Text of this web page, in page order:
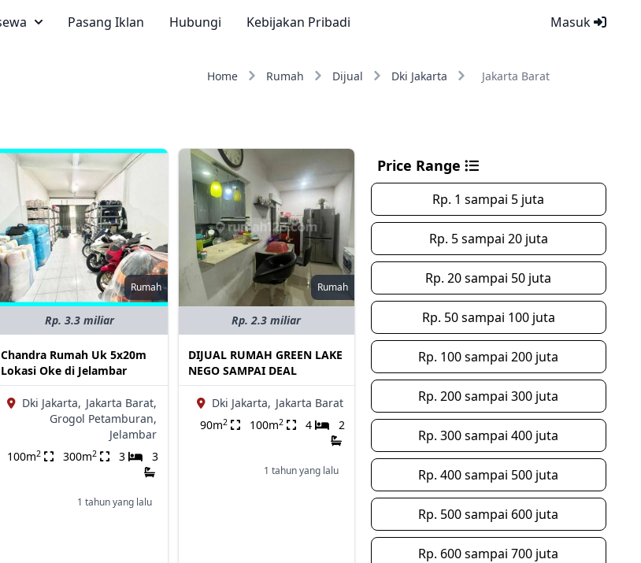
Masuk
Pasang Iklan Hubungi Kebijakan Pribadi
Home Rumah Dijual Dki Jakarta Jakarta Barat
Rumah
Rp. 3.3 miliar
Chandra Rumah Uk 5x20m
Lokasi Oke di Jelambar
Dki Jakarta, Jakarta Barat,
Grogol Petamburan,
Jelambar
100m2 300m2 3 3
1 tahun yang lalu
Rumah
Rp. 2.3 miliar
DIJUAL RUMAH GREEN LAKE
NEGO SAMPAI DEAL
Dki Jakarta, Jakarta Barat
90m2 100m2 4 2
1 tahun yang lalu
Price Range
Rp. 1 sampai 5 juta
Rp. 5 sampai 20 juta
Rp. 20 sampai 50 juta
Rp. 50 sampai 100 juta
Rp. 100 sampai 200 juta
Rp. 200 sampai 300 juta
Rp. 300 sampai 400 juta
Rp. 400 sampai 500 juta
Rp. 500 sampai 600 juta
Rp. 600 sampai 700 juta